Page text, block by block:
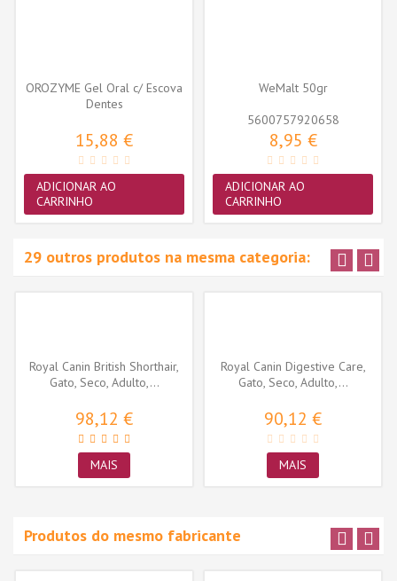
OROZYME Gel Oral c/ Escova
Dentes
15,88 €
ADICIONAR AO
CARRINHO
WeMalt 50gr
5600757920658
8,95 €
ADICIONAR AO
CARRINHO
29 outros produtos na mesma categoria:
Royal Canin British Shorthair,
Gato, Seco, Adulto,...
98,12 €
MAIS
Royal Canin Digestive Care,
Gato, Seco, Adulto,...
90,12 €
MAIS
Produtos do mesmo fabricante